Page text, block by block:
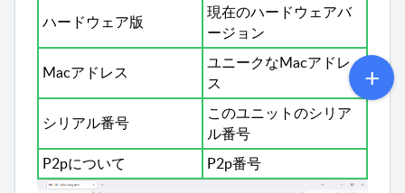
ハードウェア版
現在のハードウェアバ
ージョン
Macアドレス
ユニークなMacアドレ
ス
シリアル番号
このユニットのシリア
ル番号
P2pについて
P2p番号